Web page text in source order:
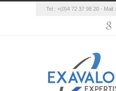
Tel : +(0)4 72 37 98 20 - Mail :